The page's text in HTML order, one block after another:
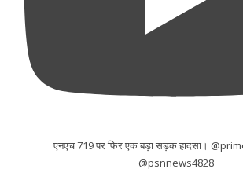
एनएच 719 पर फिर एक बड़ा सड़क हादसा।
@psnnews4828